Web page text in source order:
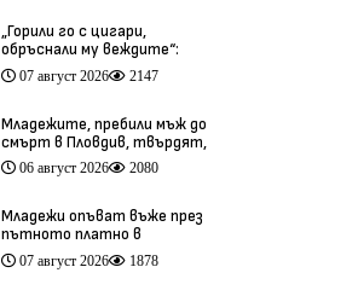
„Горили го с цигари,
обръснали му веждите“:
Побойниците от Пловдив
остават в ареста (видео)
07 август 2026 2147
Младежите, пребили мъж до
смърт в Пловдив, твърдят,
че са „ловци на педофили”
(видео)
06 август 2026 2080
Младежи опъват въже през
пътното платно в
столичния квартал „Обеля“
(видео)
07 август 2026 1878